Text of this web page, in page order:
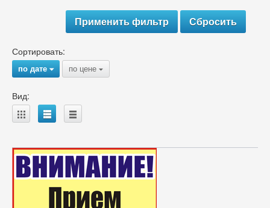
Сортировать:
по дате{ по цене {
Вид:
A B C